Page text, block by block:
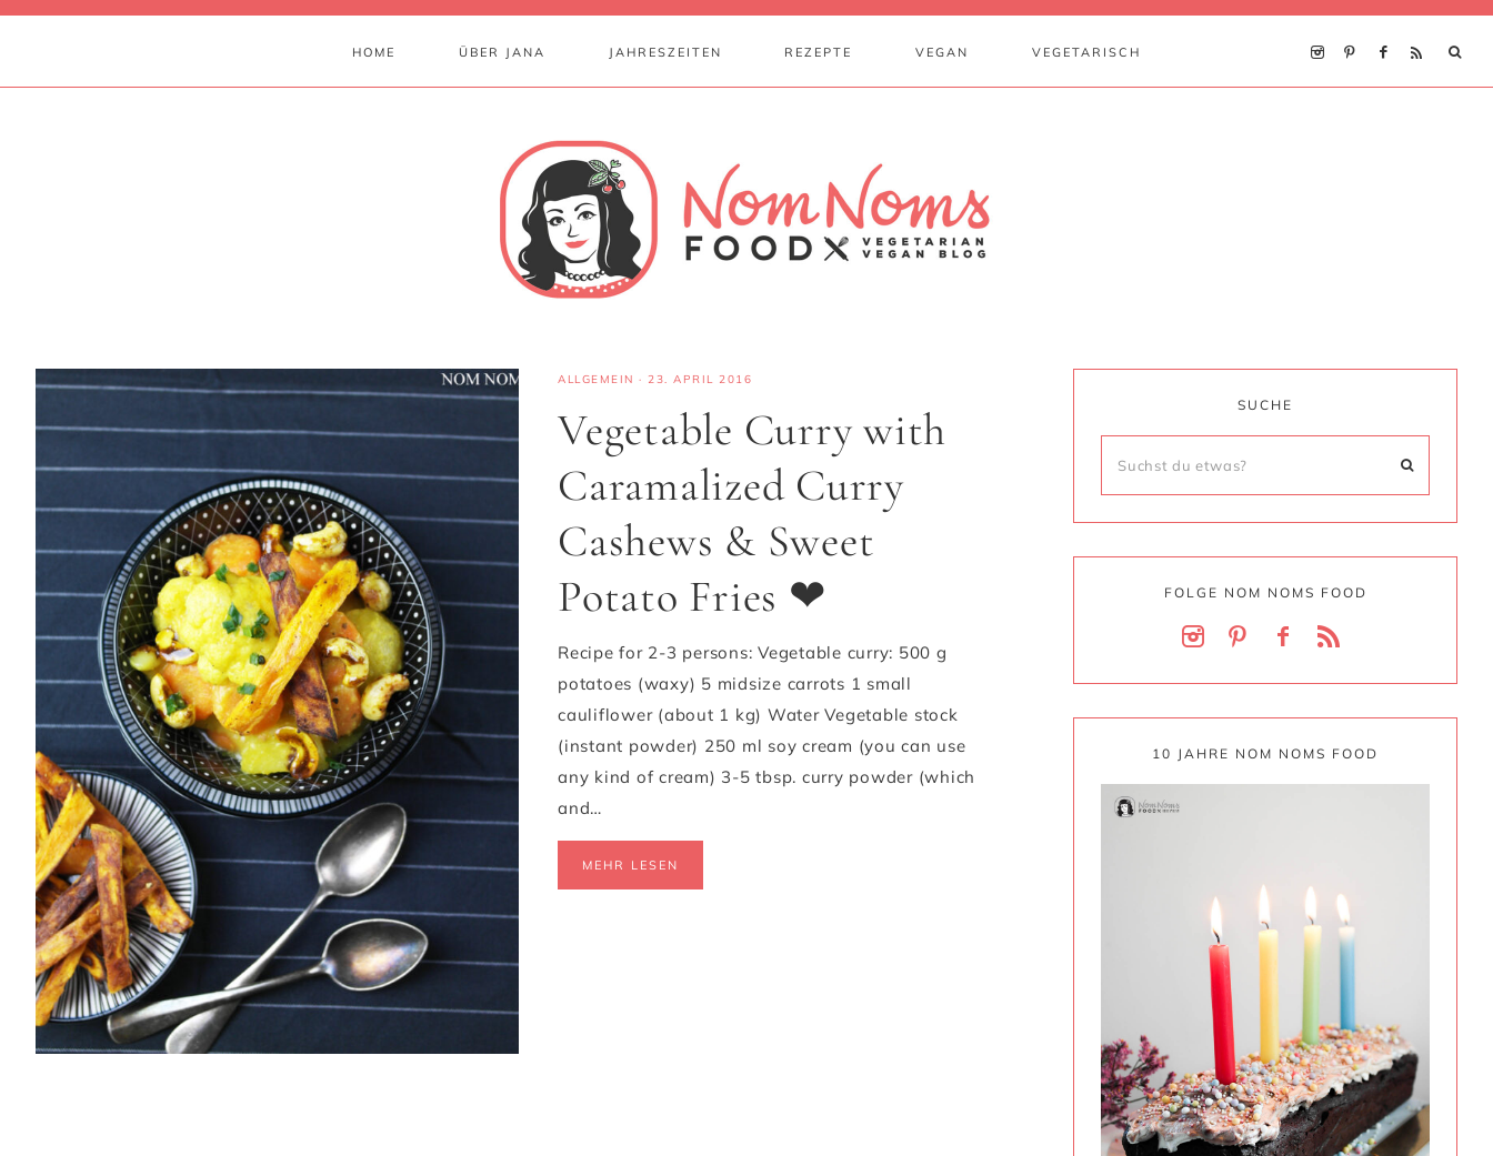
HOME ÜBER JANA JAHRESZEITEN REZEPTE VEGAN VEGETARISCH
ALLGEMEIN · 23. APRIL 2016
Vegetable Curry with
Caramalized Curry
Cashews & Sweet
Potato Fries ❤
Recipe for 2-3 persons: Vegetable curry: 500 g
potatoes (waxy) 5 midsize carrots 1 small
cauliflower (about 1 kg) Water Vegetable stock
(instant powder) 250 ml soy cream (you can use
any kind of cream) 3-5 tbsp. curry powder (which
and…
MEHR LESEN
SUCHE
FOLGE NOM NOMS FOOD
10 JAHRE NOM NOMS FOOD